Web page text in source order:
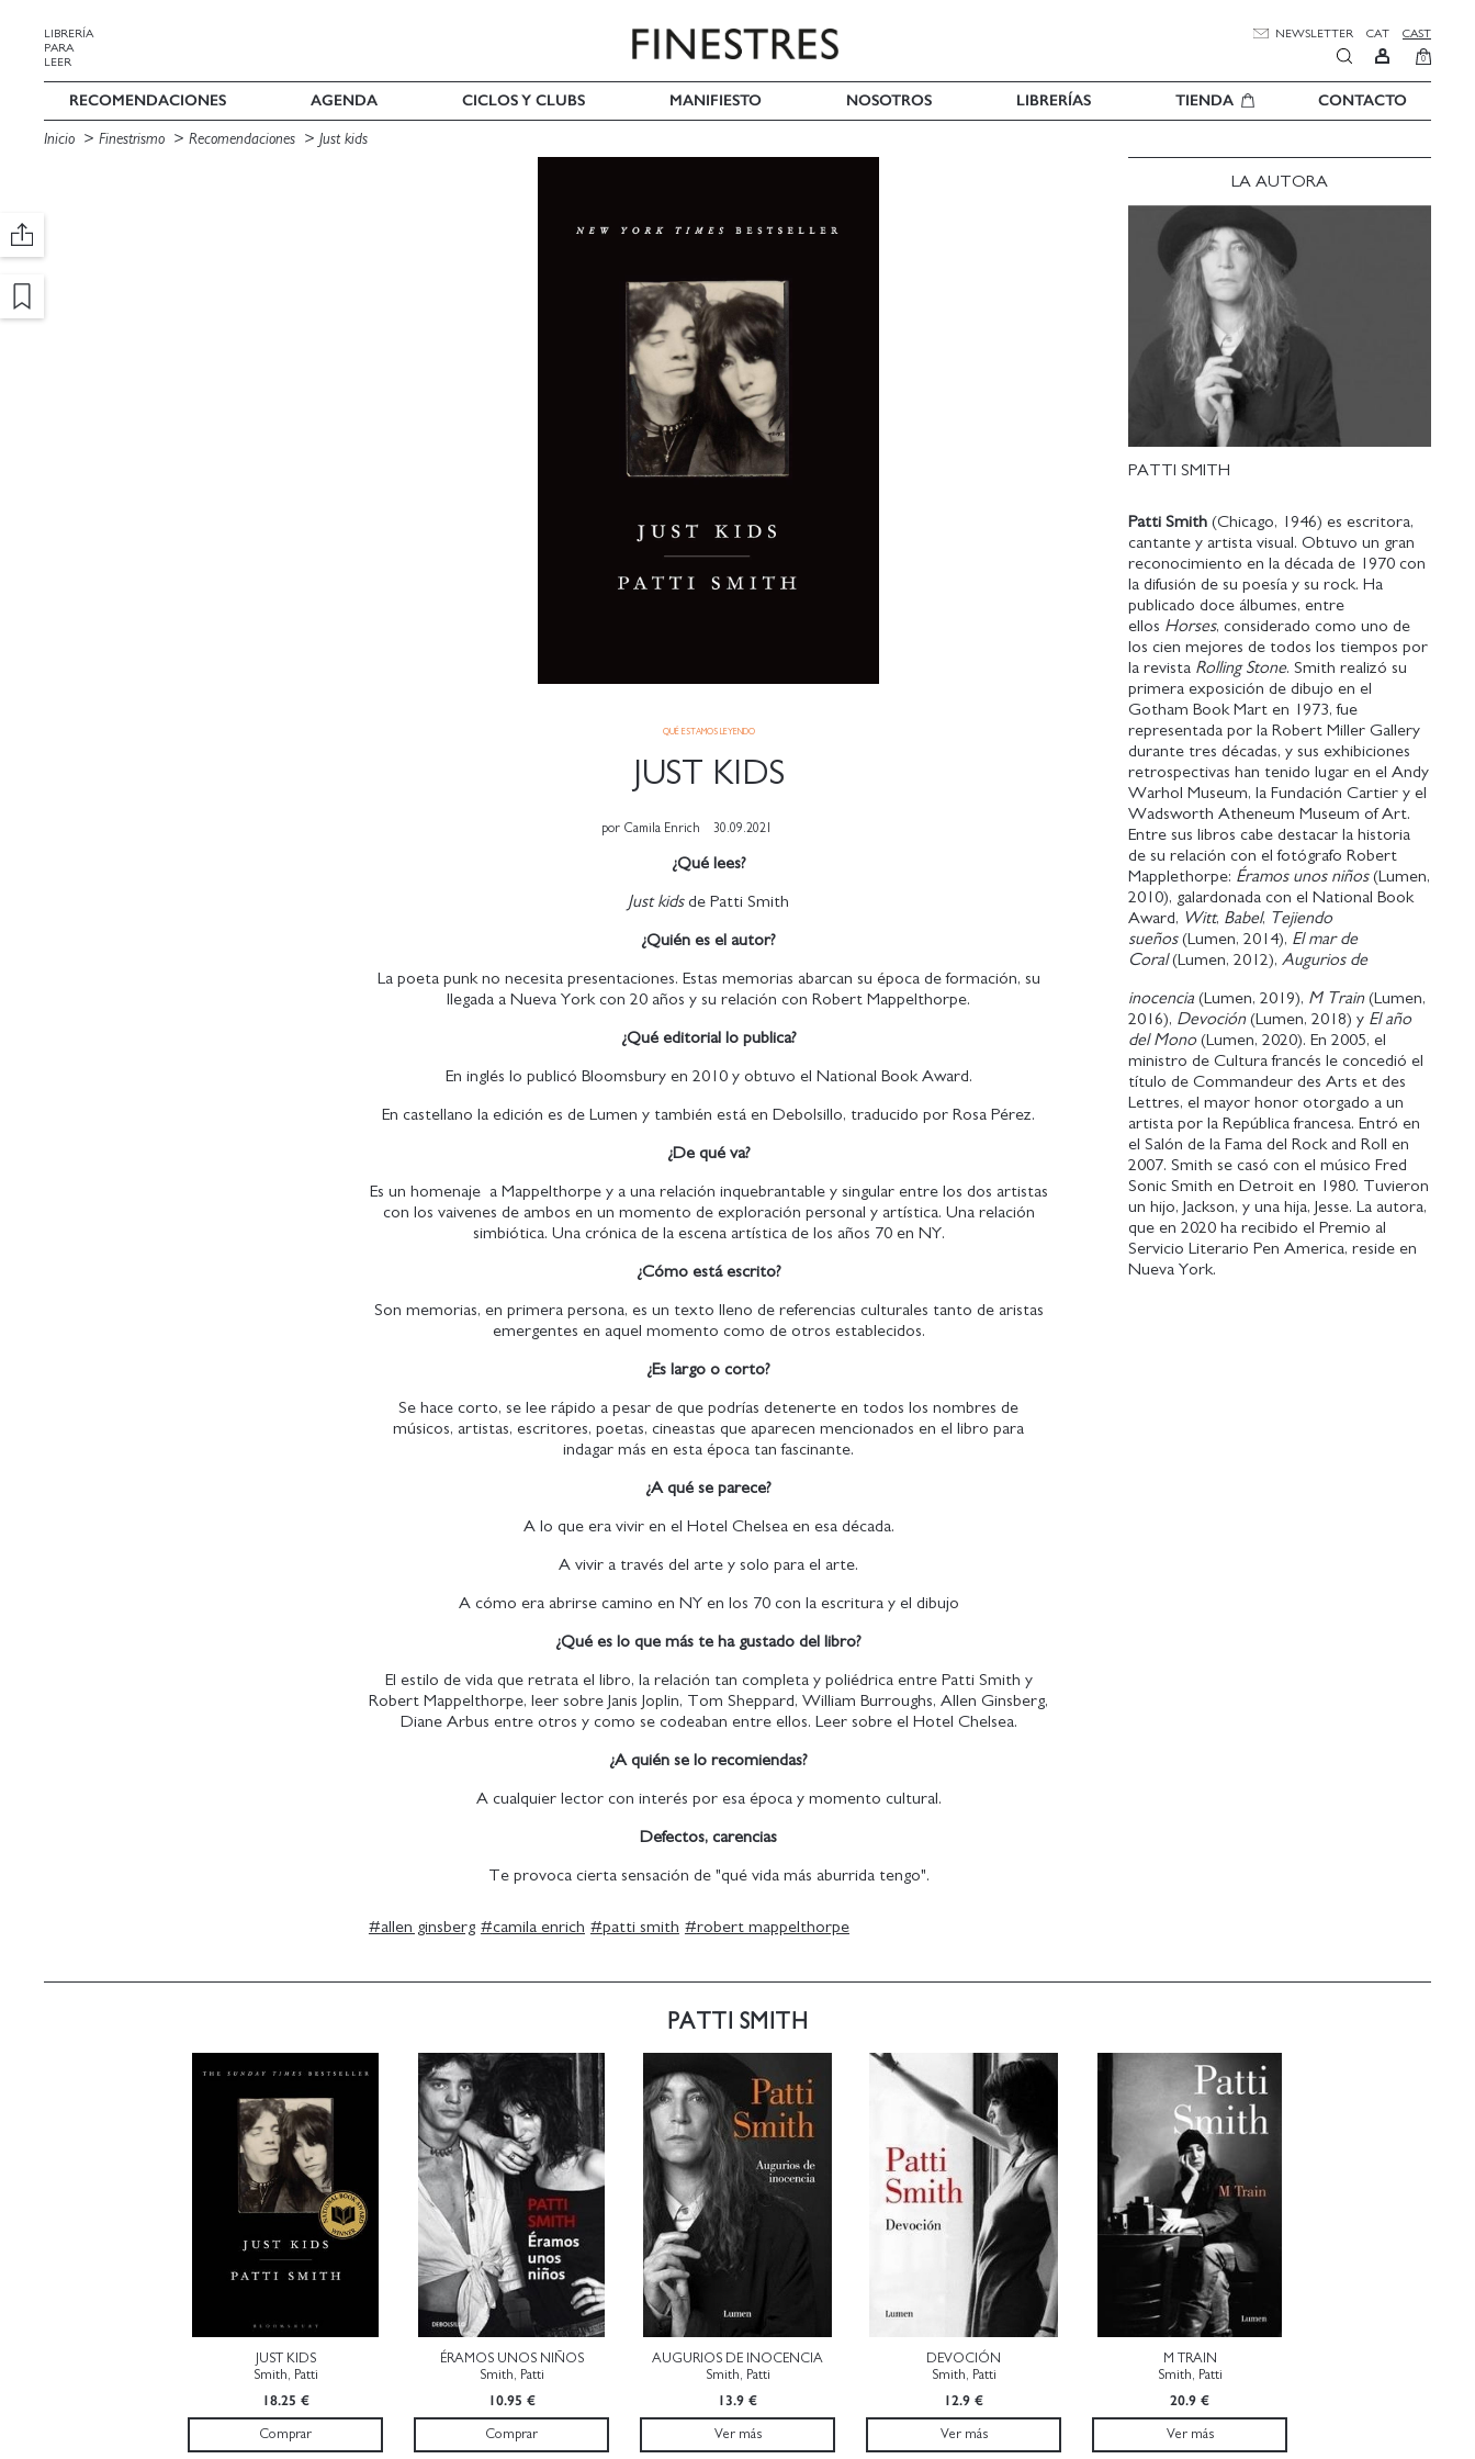
LIBRERÍA
PARA
LEER
NEWSLETTER CAT CAST
0
RECOMENDACIONES AGENDA CICLOS Y CLUBS MANIFIESTO NOSOTROS LIBRERÍAS TIENDA CONTACTO
Inicio Finestrismo Recomendaciones Just kids
QUÉ ESTAMOS LEYENDO
JUST KIDS
por Camila Enrich 30.09.2021
¿Qué lees?
Just kidsde Patti Smith
¿Quién es el autor?
La poeta punk no necesita presentaciones. Estas memorias abarcan su época de formación, su
llegada a Nueva York con 20 años y su relación con Robert Mappelthorpe.
¿Qué editorial lo publica?
En inglés lo publicó Bloomsbury en 2010 y obtuvo el National Book Award.
En castellano la edición es de Lumen y también está en Debolsillo, traducido por Rosa Pérez.
¿De qué va?
Es un homenaje a Mappelthorpe y a una relación inquebrantable y singular entre los dos artistas
con los vaivenes de ambos en un momento de exploración personal y artística. Una relación
simbiótica. Una crónica de la escena artística de los años 70 en NY.
¿Cómo está escrito?
Son memorias, en primera persona, es un texto lleno de referencias culturales tanto de aristas
emergentes en aquel momento como de otros establecidos.
¿Es largo o corto?
Se hace corto, se lee rápido a pesar de que podrías detenerte en todos los nombres de
músicos, artistas, escritores, poetas, cineastas que aparecen mencionados en el libro para
indagar más en esta época tan fascinante.
¿A qué se parece?
A lo que era vivir en el Hotel Chelsea en esa década.
A vivir a través del arte y solo para el arte.
A cómo era abrirse camino en NY en los 70 con la escritura y el dibujo
¿Qué es lo que más te ha gustado del libro?
El estilo de vida que retrata el libro, la relación tan completa y poliédrica entre Patti Smith y
Robert Mappelthorpe, leer sobre Janis Joplin, Tom Sheppard, William Burroughs, Allen Ginsberg,
Diane Arbus entre otros y como se codeaban entre ellos. Leer sobre el Hotel Chelsea.
¿A quién se lo recomiendas?
A cualquier lector con interés por esa época y momento cultural.
Defectos, carencias
Te provoca cierta sensación de "qué vida más aburrida tengo".
#allen ginsberg #camila enrich #patti smith #robert mappelthorpe
LA AUTORA
PATTI SMITH
Patti Smith (Chicago, 1946) es escritora,
cantante y artista visual. Obtuvo un gran
reconocimiento en la década de 1970 con
la difusión de su poesía y su rock. Ha
publicado doce álbumes, entre
ellos Horses, considerado como uno de
los cien mejores de todos los tiempos por
la revista Rolling Stone. Smith realizó su
primera exposición de dibujo en el
Gotham Book Mart en 1973, fue
representada por la Robert Miller Gallery
durante tres décadas, y sus exhibiciones
retrospectivas han tenido lugar en el Andy
Warhol Museum, la Fundación Cartier y el
Wadsworth Atheneum Museum of Art.
Entre sus libros cabe destacar la historia
de su relación con el fotógrafo Robert
Mapplethorpe: Éramos unos niños(Lumen,
2010), galardonada con el National Book
Award, Witt, Babel, Tejiendo
sueños(Lumen, 2014), El mar de
Coral(Lumen, 2012), Augurios de
inocencia (Lumen, 2019), M Train(Lumen,
2016), Devoción(Lumen, 2018) y El año
del Mono(Lumen, 2020). En 2005, el
ministro de Cultura francés le concedió el
título de Commandeur des Arts et des
Lettres, el mayor honor otorgado a un
artista por la República francesa. Entró en
el Salón de la Fama del Rock and Roll en
2007. Smith se casó con el músico Fred
Sonic Smith en Detroit en 1980. Tuvieron
un hijo, Jackson, y una hija, Jesse. La autora,
que en 2020 ha recibido el Premio al
Servicio Literario Pen America, reside en
Nueva York.
PATTI SMITH
JUST KIDS
Smith, Patti
18.25 €
Comprar
ÉRAMOS UNOS NIÑOS
Smith, Patti
10.95 €
Comprar
AUGURIOS DE INOCENCIA
Smith, Patti
13.9 €
Ver más
DEVOCIÓN
Smith, Patti
12.9 €
Ver más
M TRAIN
Smith, Patti
20.9 €
Ver más